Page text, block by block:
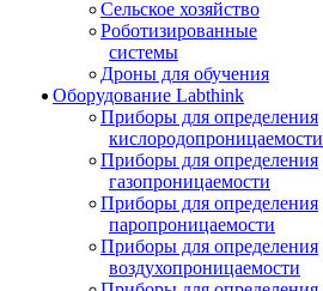
Сельское хозяйство
Роботизированные
системы
Дроны для обучения
Оборудование Labthink
Приборы для определения
кислородопроницаемости
Приборы для определения
газопроницаемости
Приборы для определения
паропроницаемости
Приборы для определения
воздухопроницаемости